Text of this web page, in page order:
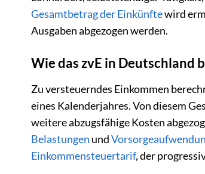
Gesamtbetrag der Einkünftewird
Ausgaben abgezogen werden.
Wie das zvE in Deutschland
Zu versteuerndes Einkommen
eines Kalenderjahres. Von diesem
weitere abzugsfähige Kosten
Belastungen und
Einkommensteuertarif, der